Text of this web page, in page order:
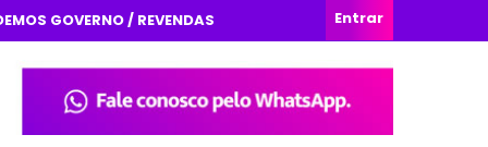
Entrar
GOVERNO / REVENDAS